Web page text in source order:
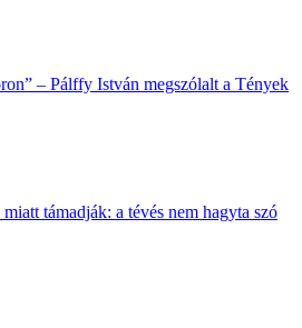
– Pálffy István megszólalt a Tények
támadják: a tévés nem hagyta szó